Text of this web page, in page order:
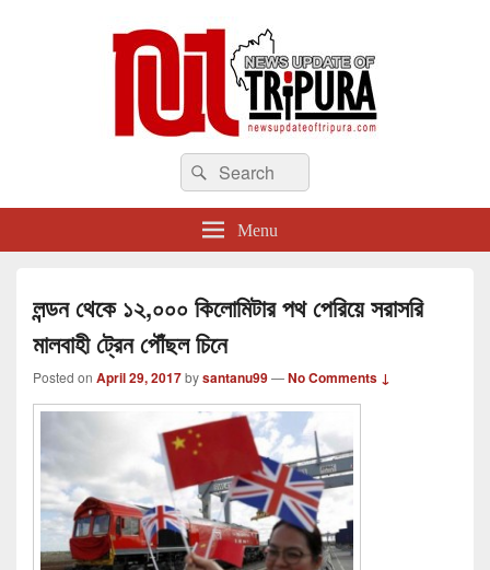
newsupdateoftripura.com
The one & only exceptional Bengali Version online news & infotainment portal
in Tripura.
Search
for:
Search
Menu
লন্ডন থেকে ১২,০০০ কিলোমিটার পথ পেরিয়ে সরাসরি
মালবাহী ট্রেন পৌঁছল চিনে
Posted on April 29, 2017bysantanu99—No Comments ↓